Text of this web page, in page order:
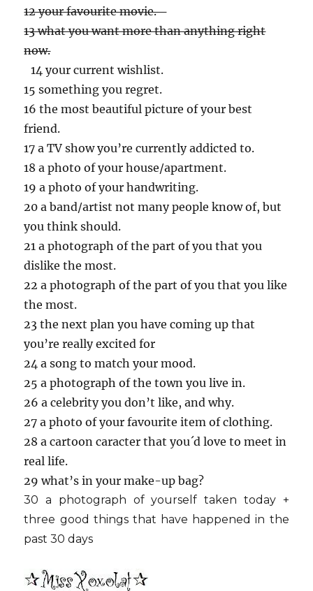
12 your favourite movie.
13 what you want more than anything right
now.
14 your current wishlist.
15 something you regret.
16 the most beautiful picture of your best
friend.
17 a TV show you’re currently addicted to.
18 a photo of your house/apartment.
19 a photo of your handwriting.
20 a band/artist not many people know of, but
you think should.
21 a photograph of the part of you that you
dislike the most.
22 a photograph of the part of you that you like
the most.
23 the next plan you have coming up that
you’re really excited for
24 a song to match your mood.
25 a photograph of the town you live in.
26 a celebrity you don’t like, and why.
27 a photo of your favourite item of clothing.
28 a cartoon caracter that you´d love to meet in
real life.
29 what’s in your make-up bag?
30 a photograph of yourself taken today +
three good things that have happened in the
past 30 days